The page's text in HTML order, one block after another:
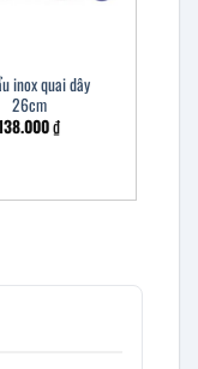
inox quai dây
26cm
₫